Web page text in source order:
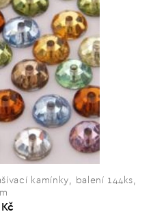
kamínky, balení 144ks,